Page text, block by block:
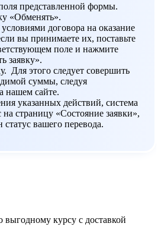
представленной формы.
«Обменять».
договора на оказание
вы принимаете их, поставьте
поле и нажмите
заявку».
Для этого следует совершить
суммы, следуя
нашем сайте.
указанных действий, система
на страницу «Состояние заявки»,
статус вашего перевода.
курсу с доставкой